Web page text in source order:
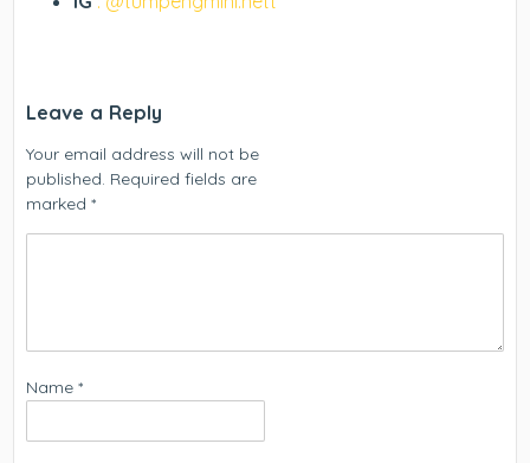
Leave a Reply
Your email address will not be
published. Required fields are
marked*
Name*